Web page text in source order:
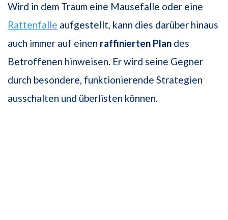
Wird in dem Traum eine Mausefalle oder eine
Rattenfalle aufgestellt, kann dies darüber hinaus
auch immer auf einen raffinierten Plan des
Betroffenen hinweisen. Er wird seine Gegner
durch besondere, funktionierende Strategien
ausschalten und überlisten können.